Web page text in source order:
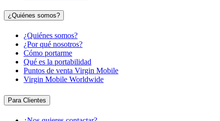
¿Quiénes somos?
¿Quiénes somos?
¿Por qué nosotros?
Cómo portarme
Qué es la portabilidad
Puntos de venta Virgin Mobile
Virgin Mobile Worldwide
Para Clientes